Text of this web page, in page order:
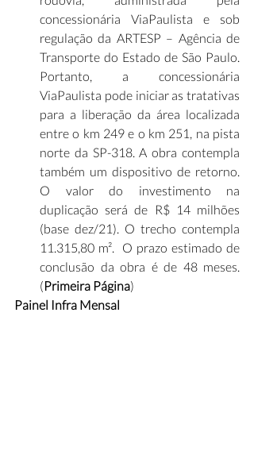
concessionária ViaPaulista e sob
regulação da ARTESP – Agência de
Transporte do Estado de São Paulo.
Portanto, a concessionária
ViaPaulista pode iniciar as tratativas
para a liberação da área localizada
entre o km 249 e o km 251, na pista
norte da SP-318. A obra contempla
também um dispositivo de retorno.
O valor do investimento na
duplicação será de R$ 14 milhões
(base dez/21). O trecho contempla
11.315,80 m².  O prazo estimado de
conclusão da obra é de 48 meses.
(Primeira Página)
Painel Infra Mensal